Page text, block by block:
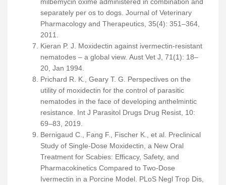
separately per os to dogs. Journal of Veterinary
Pharmacology and Therapeutics, 35(4): 351–364,
2011.
Kieran P. J. Moxidectin against ivermectin-resistant
nematodes – a global view. Aust Vet J, 71(1): 18–
20, Jan 1994.
Prichard R. K., Geary T. G. Perspectives on the
utility of moxidectin for the control of parasitic
nematodes in the face of developing anthelmintic
resistance. Int J Parasitol Drugs Drug Resist, 10:
69–83, 2019.
Bernigaud C., Fang F., Fischer K., et al. Preclinical
Study of Single-Dose Moxidectin, a New Oral
Treatment for Scabies: Efficacy, Safety, and
Pharmacokinetics Compared to Two-Dose
Ivermectin in a Porcine Model. PLoS Negl Trop Dis,